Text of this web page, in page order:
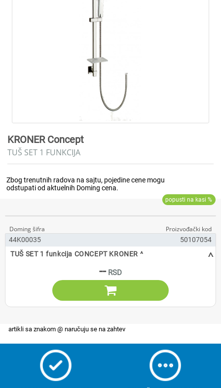
KRONER Concept
TUŠ SET 1 FUNKCIJA
44K00035
50107054
TUŠ SET 1 funkcija CONCEPT KRONER ^
--
^
